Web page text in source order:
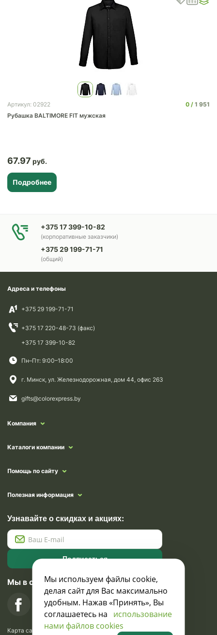
Артикул: 02922 0
1 951
Рубашка BALTIMORE FIT мужская
67.97
Подробнее
+375 17 399-10-82
(корпоративные заказчики)
+375 29 199-71-71
(общий)
Адреса и телефоны
+375 29 199-71-71
+375 17 220-48-73 (факс)
+375 17 399-10-82
Пн–Пт: 9:00–18:00
г. Минск, ул. Железнодорожная, дом 44, офис 263
gifts@colorexpress.by
Компания
Каталоги компании
Помощь по сайту
Полезная информация
Узнавайте о скидках и акциях:
Подписаться
Мы в социальных сетях
Карта сайта
Мы используем файлы cookie,
делая сайт для Вас максимально
удобным. Нажав «Принять», Вы
соглашаетесь на использование
нами файлов cookies